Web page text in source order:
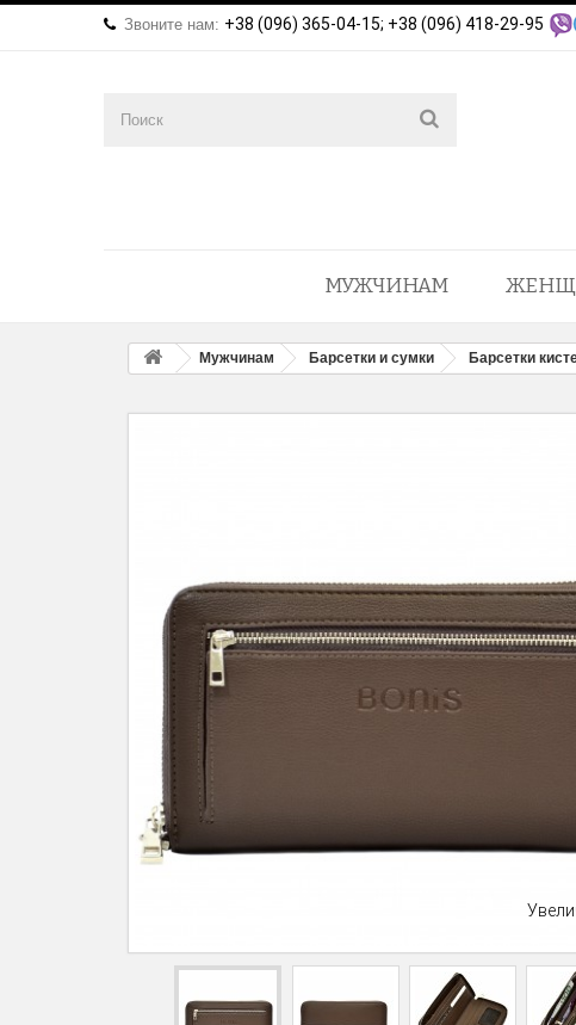
Звоните нам: +38 (096) 365-04-15; +38 (096) 418-29-95
МУЖЧИНАМ
Мужчинам Барсетки и сумки Барсетки